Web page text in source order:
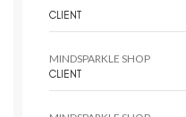
CLIENT
MINDSPARKLE SHOP
CLIENT